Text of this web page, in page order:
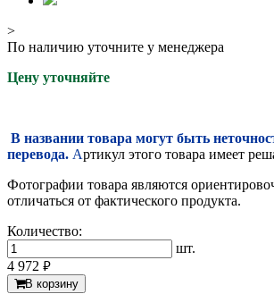
>
По наличию уточните у менеджера
Цену уточняйте
В названии товара могут быть
перевода. Артикул этого товара имеет
Фотографии товара являются
отличаться от фактического продукта.
Количество:
шт.
4 972 руб.
В корзину